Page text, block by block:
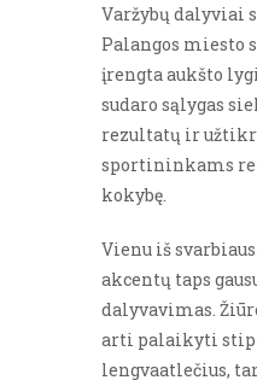
Varžybų dalyviai
Palangos miesto
įrengta aukšto
sudaro sąlygas
rezultatų ir
sportininkams
kokybę.
Vienu iš
akcentų taps
dalyvavimas.
arti palaikyti
lengvaatlečius,